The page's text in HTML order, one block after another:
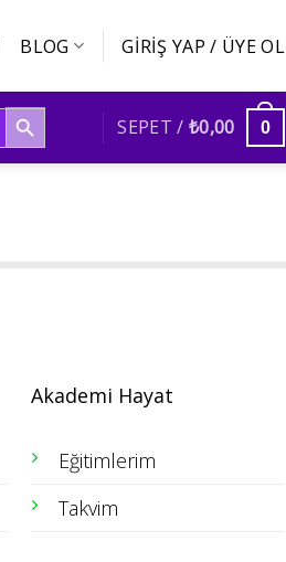
BLOG GIRIŞ YAP / ÜYE OL
SEARCH BUTTON
SEPET / ₺0,00 0
Akademi Hayat
Eğitimlerim
Takvim